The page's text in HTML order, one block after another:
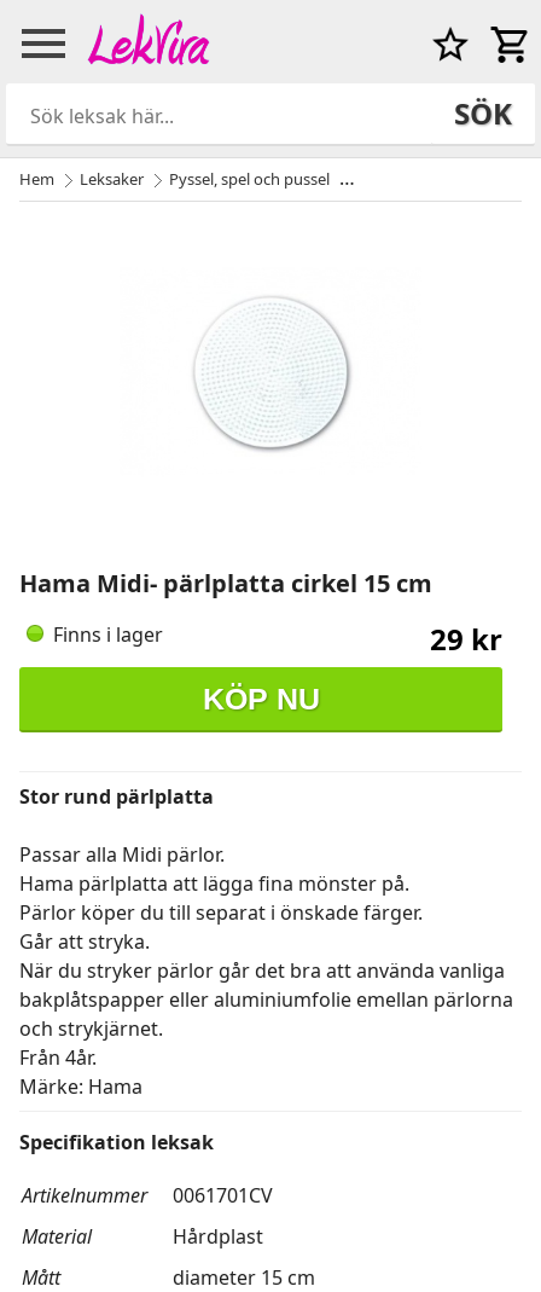
SÖK
Hem Leksaker Pyssel, spel och pussel
Hama Midi- pärlplatta cirkel 15 cm
Finns i lager 29 kr
KÖP NU
Stor rund pärlplatta
Passar alla Midi pärlor.
Hama pärlplatta att lägga fina mönster på.
Pärlor köper du till separat i önskade färger.
Går att stryka.
När du stryker pärlor går det bra att använda vanliga
bakplåtspapper eller aluminiumfolie emellan pärlorna
och strykjärnet.
Från 4år.
Märke: Hama
Specifikation leksak
Artikelnummer
0061701CV
Material
Hårdplast
Mått
diameter 15 cm